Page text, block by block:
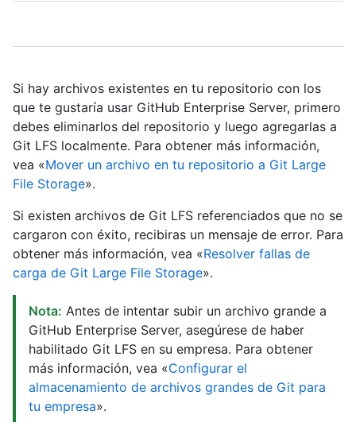
Si hay archivos existentes en tu repositorio con los
que te gustaría usar GitHub Enterprise Server, primero
debes eliminarlos del repositorio y luego agregarlas a
Git LFS localmente. Para obtener más información,
vea «Mover un archivo en tu repositorio a Git Large
File Storage».
Si existen archivos de Git LFS referenciados que no se
cargaron con éxito, recibiras un mensaje de error. Para
obtener más información, vea «Resolver fallas de
carga de Git Large File Storage».
Nota: Antes de intentar subir un archivo grande a
GitHub Enterprise Server, asegúrese de haber
habilitado Git LFS en su empresa. Para obtener
más información, vea «Configurar el
almacenamiento de archivos grandes de Git para
tu empresa».